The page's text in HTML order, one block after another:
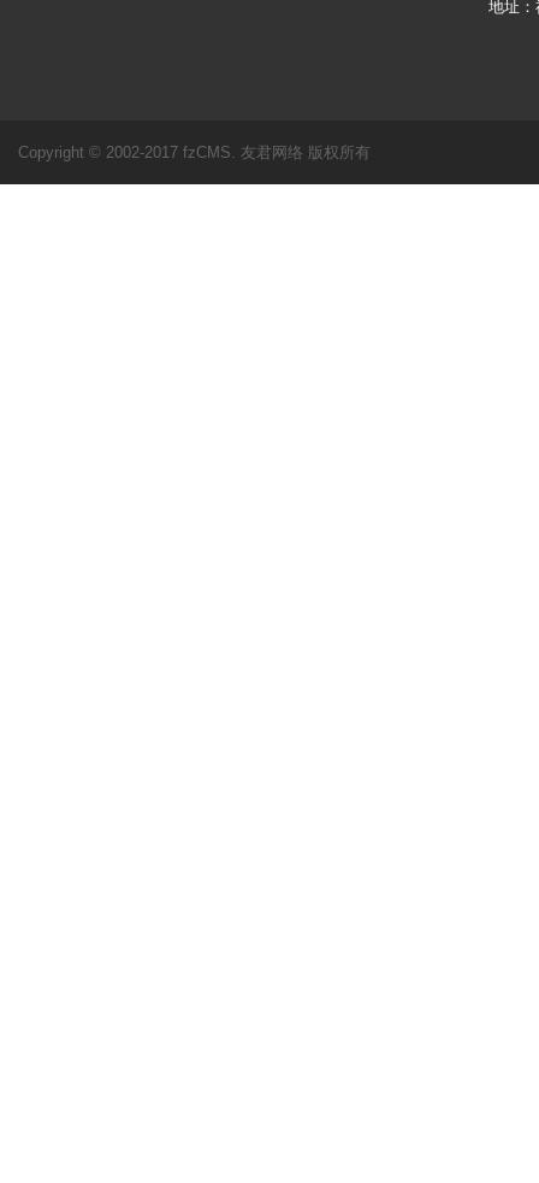
地址
Copyright © 2002-2017 fzCMS. 友君网络 版权所有